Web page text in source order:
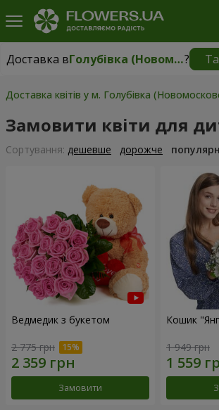
Доставка в Голубівка (Новомосковський р-н)?
Доставка в
Доставка квітів у м. Голубівка
Замовити квіти для
Сортування: дешевше дорожче
Ведмедик з букетом
2 775 грн
Замовити
Кошик
1 949 грн